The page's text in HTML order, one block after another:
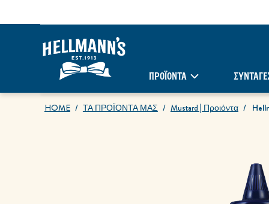
ΠΡΟΪΟΝΤΑ
HOME ΤΑ ΠΡΟΪΟΝΤΑ ΜΑΣ Mustard | Προιόντα